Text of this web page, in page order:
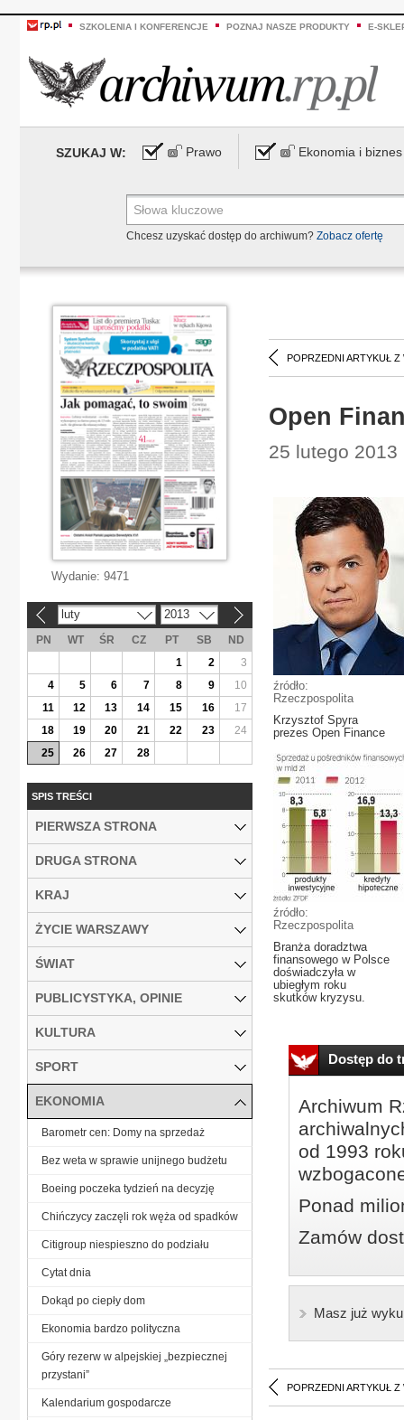
SZKOLENIA I KONFERENCJE POZNAJ NASZE PRODUKTY E-
SZUKAJ W: Prawo Ekonomia i biznes
Chcesz uzyskać dostęp do archiwum? Zobacz ofertę
POPRZEDNI ARTYKUŁ Z
Open
25 lutego 2013
źródło:
Rzeczpospolita
Krzysztof Spyra
prezes Open Finance
źródło:
Rzeczpospolita
Branża doradztwa
finansowego w Polsce
doświadczyła w
ubiegłym roku
skutków kryzysu.
Dostęp do
Archiwum
od 1993
Ponad
Zamów
Masz już
POPRZEDNI ARTYKUŁ Z
Wydanie: 9471
luty 2013
PN WT ŚR CZ PT SB
ND
1
2
3
4
5 6 7 8 9
10
11
12 13 14 15 16
17
18
19 20 21 22 23
24
25
26 27 28
SPIS TREŚCI
PIERWSZA STRONA
DRUGA STRONA
KRAJ
ŻYCIE WARSZAWY
ŚWIAT
PUBLICYSTYKA, OPINIE
KULTURA
SPORT
EKONOMIA
Barometr cen: Domy na sprzedaż
Bez weta w sprawie unijnego budżetu
Boeing poczeka tydzień na decyzję
Chińczycy zaczęli rok węża od spadków
Citigroup niespieszno do podziału
Cytat dnia
Dokąd po ciepły dom
Ekonomia bardzo polityczna
Góry rezerw w alpejskiej „bezpiecznej
przystani”
Kalendarium gospodarcze